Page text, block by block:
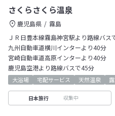
さくらさくら温泉
鹿児島県
霧島
ＪＲ日豊本線霧島神宮駅より路線バス
九州自動車道横川インターより40分
宮崎自動車道高原インターより40分
鹿児島空港より路線バスで45分
大浴場 宅配サービス 天然温泉
日本旅行 収集中